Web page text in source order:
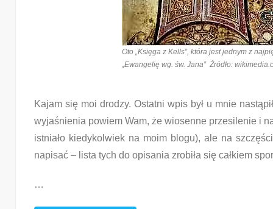
Oto „Księga z Kells”, która jest jednym z
„Ewangelię wg. św. Jana” Źródło:
Kajam się moi drodzy. Ostatni wpis był u mnie
wyjaśnienia powiem Wam, że wiosenne przesilenie i
istniało kiedykolwiek na moim blogu), ale na
napisać – lista tych do opisania zrobiła się całkiem
…